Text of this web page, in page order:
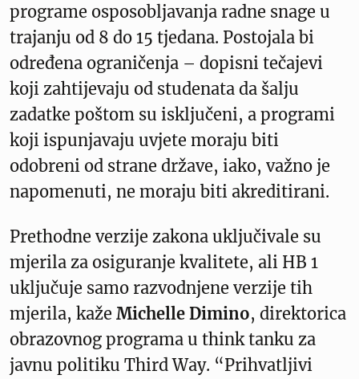
programe osposobljavanja radne snage u
trajanju od 8 do 15 tjedana. Postojala bi
određena ograničenja – dopisni tečajevi
koji zahtijevaju od studenata da šalju
zadatke poštom su isključeni, a programi
koji ispunjavaju uvjete moraju biti
odobreni od strane države, iako, važno je
napomenuti, ne moraju biti akreditirani.
Prethodne verzije zakona uključivale su
mjerila za osiguranje kvalitete, ali HB 1
uključuje samo razvodnjene verzije tih
mjerila, kaže Michelle Dimino, direktorica
obrazovnog programa u think tanku za
javnu politiku Third Way. “Prihvatljivi